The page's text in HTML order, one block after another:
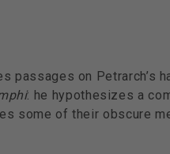
on Petrarch’s
: he hypothesizes a
some of their obscure